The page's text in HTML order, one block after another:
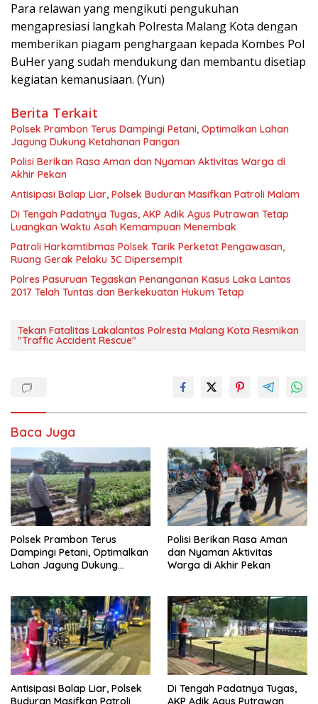
Para relawan yang mengikuti pengukuhan
mengapresiasi langkah Polresta Malang Kota dengan
memberikan piagam penghargaan kepada Kombes Pol
BuHer yang sudah mendukung dan membantu disetiap
kegiatan kemanusiaan. (Yun)
Berita Terkait
Polsek Prambon Terus Dampingi Petani, Optimalkan Lahan
Jagung Dukung Ketahanan Pangan
Polisi Berikan Rasa Aman dan Nyaman Aktivitas Warga di
Akhir Pekan
Antisipasi Balap Liar, Polsek Buduran Masifkan Patroli Malam
Di Tengah Padatnya Tugas, AKP Adik Agus Putrawan Tetap
Luangkan Waktu Asah Kemampuan Menembak
Patroli Harkamtibmas Polsek Tarik Perketat Pengawasan,
Ruang Gerak Pelaku 3C Dipersempit
Polres Pasuruan Tegaskan Penanganan Kasus Laka Lantas
2017 Telah Tuntas dan Berkekuatan Hukum Tetap
Tekan Fatalitas Lakalantas Polresta Malang Kota Resmikan
"Traffic Accident Rescue"
Baca Juga
Polsek Prambon Terus
Dampingi Petani, Optimalkan
Lahan Jagung Dukung
Polisi Berikan Rasa Aman
dan Nyaman Aktivitas
Warga di Akhir Pekan
Antisipasi Balap Liar, Polsek
Buduran Masifkan Patroli
Di Tengah Padatnya Tugas,
AKP Adik Agus Putrawan